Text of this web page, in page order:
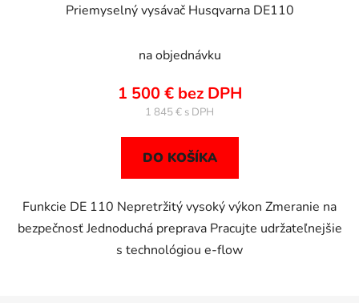
Priemyselný vysávač Husqvarna DE110
na objednávku
1 500 € bez DPH
1 845 €
DO KOŠÍKA
Funkcie DE 110 Nepretržitý vysoký výkon Zmeranie na
bezpečnosť Jednoduchá preprava Pracujte udržateľnejšie
s technológiou e-flow